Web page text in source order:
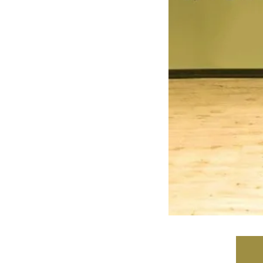
سریع‌تر، پنهان‌کارتر و
| پهپاد انتحاری